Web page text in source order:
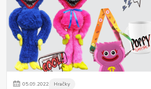
05.09.2022 Hračky